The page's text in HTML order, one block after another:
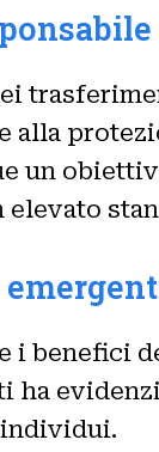
alla
un
elevato
i benefici
ha